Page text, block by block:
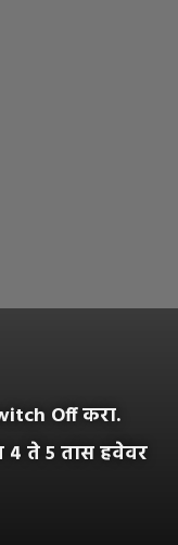
Off करा.
४ ते ५ तास हवेवर